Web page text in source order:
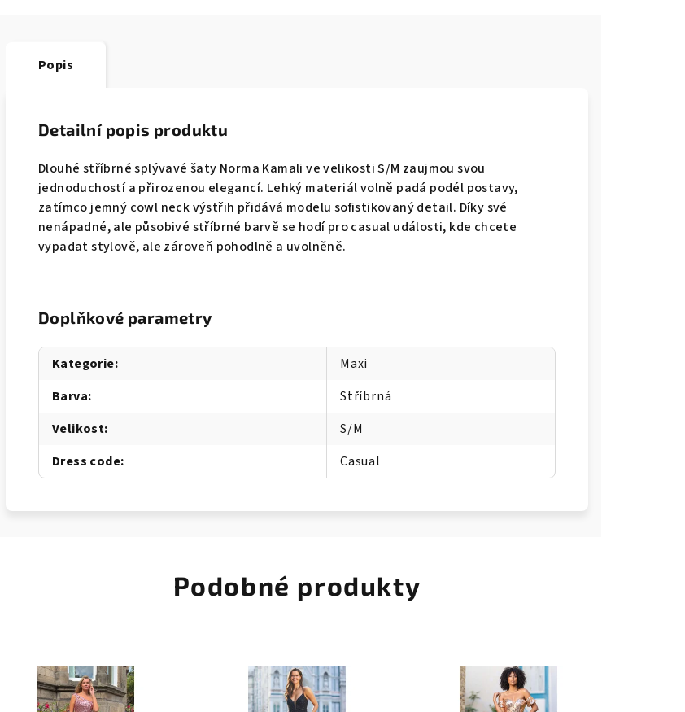
Popis
Detailní popis produktu
Dlouhé stříbrné splývavé šaty Norma Kamali ve velikosti S/M zaujmou svou
jednoduchostí a přirozenou elegancí. Lehký materiál volně padá podél postavy,
zatímco jemný cowl neck výstřih přidává modelu sofistikovaný detail. Díky své
nenápadné, ale působivé stříbrné barvě se hodí pro casual události, kde chcete
vypadat stylově, ale zároveň pohodlně a uvolněně.
Doplňkové parametry
Kategorie:
Maxi
Barva:
Stříbrná
Velikost:
S/M
Dress code: Casual
Podobné produkty